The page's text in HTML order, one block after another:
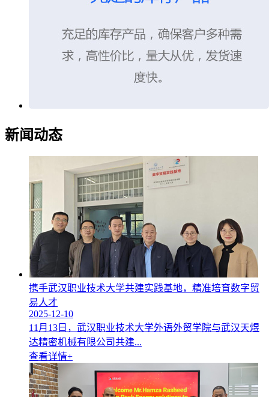
新闻动态
携手武汉职业技术大学共建实践基地，精准培育数字贸
易人才
2025-12-10
11月13日，武汉职业技术大学外语外贸学院与武汉天煜
达精密机械有限公司共建...
查看详情+